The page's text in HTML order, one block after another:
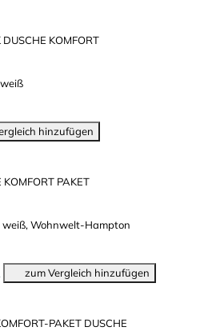
KOMFORT
hinzufügen
PAKET
Wohnwelt-Hampton
zum Vergleich hinzufügen
PAKET DUSCHE